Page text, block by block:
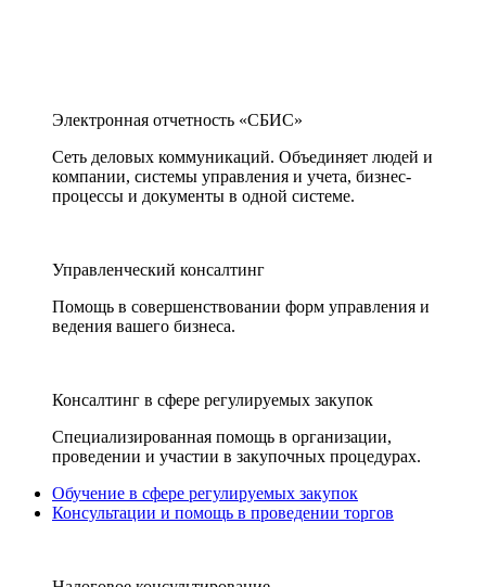
Электронная отчетность «СБИС»
Сеть деловых коммуникаций. Объединяет людей и
компании, системы управления и учета, бизнес-
процессы и документы в одной системе.
Управленческий консалтинг
Помощь в совершенствовании форм управления и
ведения вашего бизнеса.
Консалтинг в сфере регулируемых закупок
Специализированная помощь в организации,
проведении и участии в закупочных процедурах.
Обучение в сфере регулируемых закупок
Консультации и помощь в проведении торгов